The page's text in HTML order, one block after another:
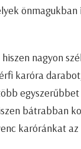
nagyon
karóra
bátrabban
karóránkat